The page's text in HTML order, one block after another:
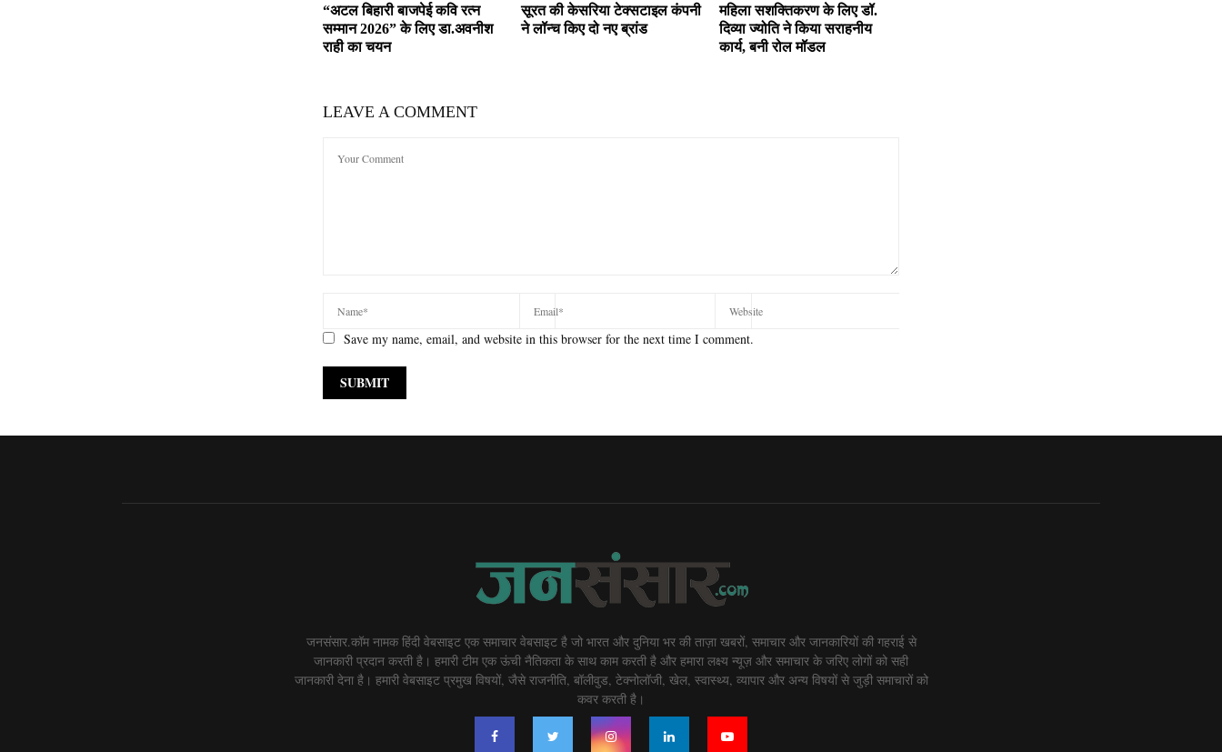
“अटल बिहारी बाजपेई कवि रत्न
सम्मान 2026” के लिए डा.अवनीश
राही का चयन
सूरत की केसरिया टेक्सटाइल कंपनी
ने लॉन्च किए दो नए ब्रांड
महिला सशक्तिकरण के लिए डॉ.
दिव्या ज्योति ने किया सराहनीय
कार्य, बनी रोल मॉडल
LEAVE A COMMENT
Save my name, email, and website in this browser for the next time I comment.
जनसंसार.कॉम नामक हिंदी वेबसाइट एक समाचार वेबसाइट है जो भारत और दुनिया भर की ताज़ा खबरों, समाचार और जानकारियों की गहराई से
जानकारी प्रदान करती है। हमारी टीम एक ऊंची नैतिकता के साथ काम करती है और हमारा लक्ष्य न्यूज़ और समाचार के जरिए लोगों को सही
जानकारी देना है। हमारी वेबसाइट प्रमुख विषयों, जैसे राजनीति, बॉलीवुड, टेक्नोलॉजी, खेल, स्वास्थ्य, व्यापार और अन्य विषयों से जुड़ी समाचारों को
कवर करती है।